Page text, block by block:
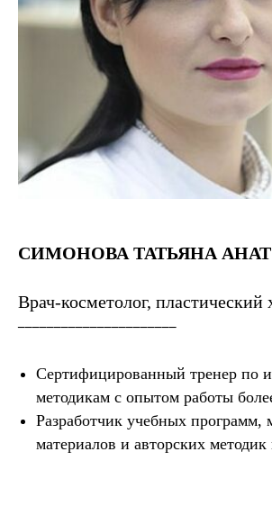
СИМОНОВА ТАТЬЯНА
Врач-косметолог, пластический
Сертифицированный тренер по
методикам с опытом работы
Разработчик учебных программ,
материалов и авторских методик